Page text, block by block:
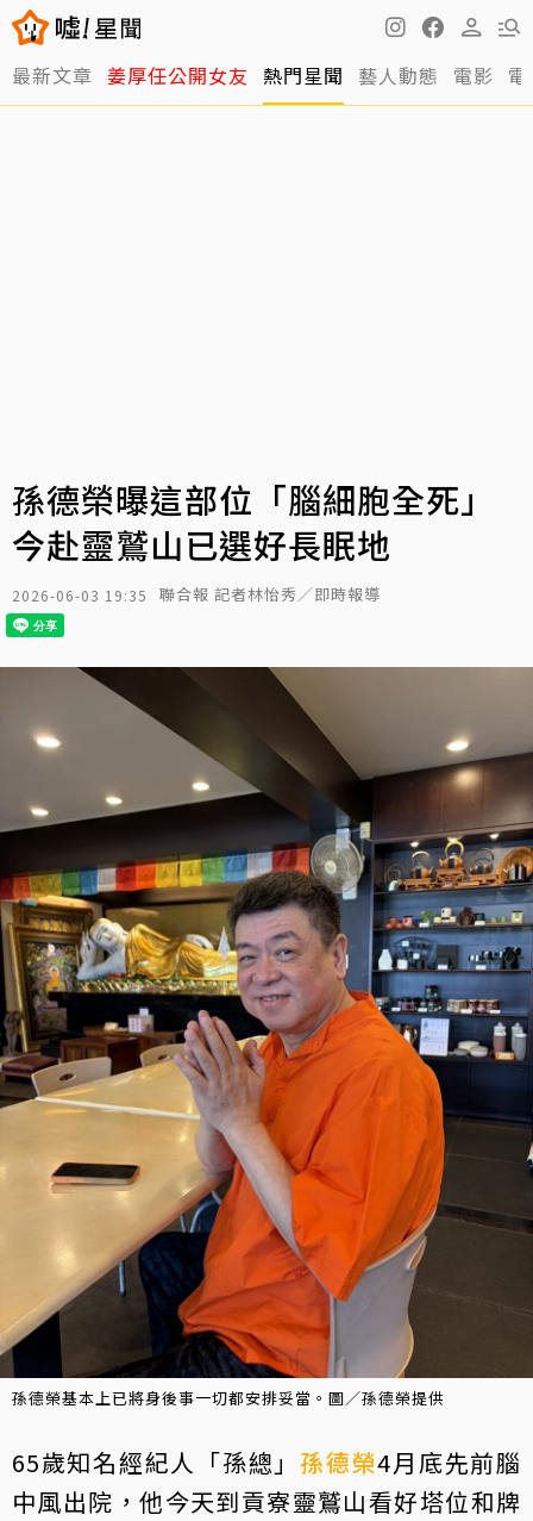
最新文章 姜厚任公開女友 熱門星聞 藝人動態 電影
孫德榮曝這部位「腦細胞全死」
今赴靈鷲山已選好長眠地
2026-06-03 19:35 聯合報 記者林怡秀／即時報導
孫德榮基本上已將身後事一切都安排妥當。圖／孫德榮提供
65歲知名經紀人「孫總」 孫德榮4月底先前腦
中風出院，他今天到貢寮靈鷲山看好塔位和牌